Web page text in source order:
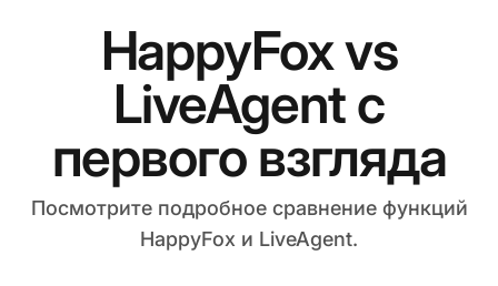
HappyFox vs
LiveAgent с
первого взгляда
Посмотрите подробное сравнение функций
HappyFox и LiveAgent.